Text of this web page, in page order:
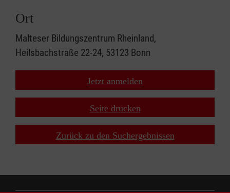
Ort
Malteser Bildungszentrum Rheinland,
Heilsbachstraße 22-24, 53123 Bonn
Jetzt anmelden
Seite drucken
Zurück zu den Suchergebnissen